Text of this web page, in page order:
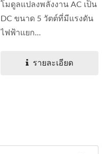
โมดูลแปลงพลังงาน AC เป็น
DC ขนาด 5 วัตต์ที่มีแรงดัน
ไฟฟ้าแยก...
รายละเอียด